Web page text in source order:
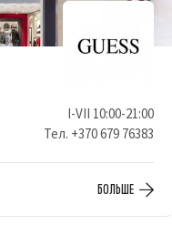
I-VII 10:00-21:00
Тел. +370 679 76383
БОЛЬШЕ